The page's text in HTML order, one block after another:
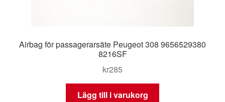
Airbag för passagerarsäte Peugeot 308 9656529380
8216SF
kr285
Lägg till i varukorg